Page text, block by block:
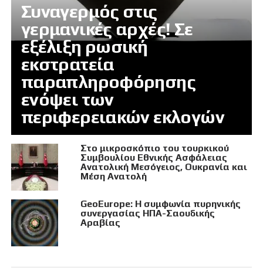
Συναγερμός στις
γερμανικές αρχές! Σε
εξέλιξη ρωσική
εκστρατεία
παραπληροφόρησης
ενόψει των
περιφερειακών εκλογών
Στο μικροσκόπιο του τουρκικού
Συμβουλίου Εθνικής Ασφάλειας
Ανατολική Μεσόγειος, Ουκρανία και
Μέση Ανατολή
GeoEurope: Η συμφωνία πυρηνικής
συνεργασίας ΗΠΑ-Σαουδικής
Αραβίας